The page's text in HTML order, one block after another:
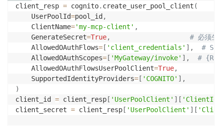
client_resp = cognito. create_user_pool_client (
    UserPoolId
=pool_id ,
    ClientName
='my-mcp-client' ,
    GenerateSecret
=True,
# 必须
    AllowedOAuthFlows
= [ 'client_credentials' ] ,
#
    AllowedOAuthScopes
= [ 'MyGateway/invoke' ] ,
#
    AllowedOAuthFlowsUserPoolClient
=True,
    SupportedIdentityProviders
= [ 'COGNITO' ] ,
)
client_id = client_resp [ 'UserPoolClient' ] [ 'ClientId'
client_secret = client_resp [ 'UserPoolClient' ] [